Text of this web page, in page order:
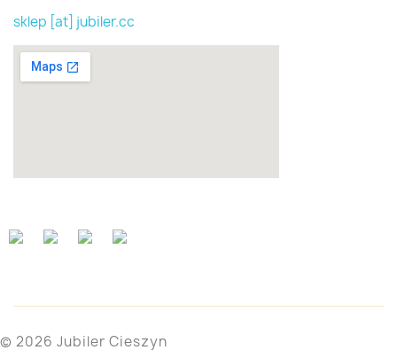
sklep [at] jubiler.cc
© 2026 Jubiler Cieszyn